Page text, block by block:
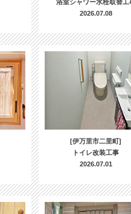
浴室シャワー水栓取替工
2026.07.08
[伊万里市二里町]
トイレ改装工事
2026.07.01